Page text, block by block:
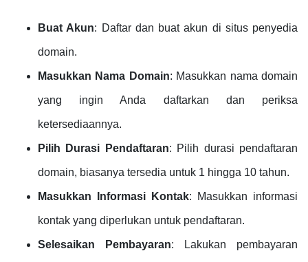
Buat Akun: Daftar dan buat akun di situs penyedia
domain.
Masukkan Nama Domain: Masukkan nama domain
yang ingin Anda daftarkan dan periksa
ketersediaannya.
Pilih Durasi Pendaftaran: Pilih durasi pendaftaran
domain, biasanya tersedia untuk 1 hingga 10 tahun.
Masukkan Informasi Kontak: Masukkan informasi
kontak yang diperlukan untuk pendaftaran.
Selesaikan Pembayaran: Lakukan pembayaran